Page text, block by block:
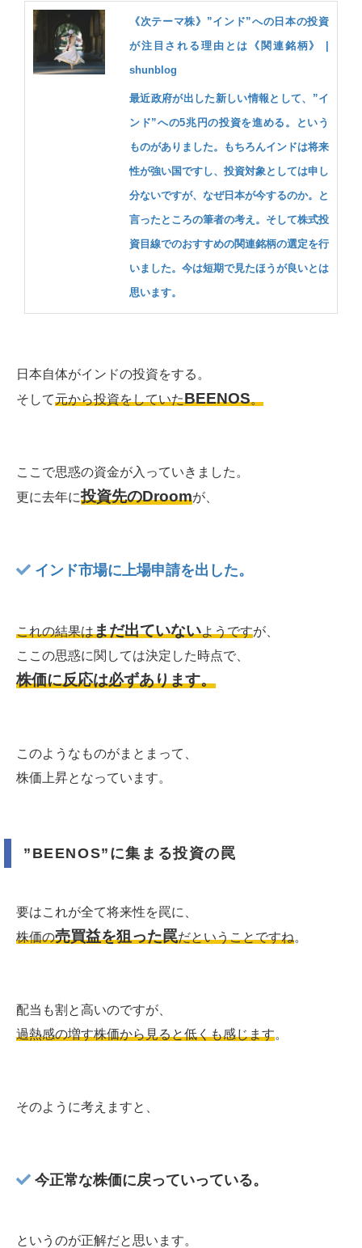
《次テーマ株》”インド”への日本の投資
が注目される理由とは《関連銘柄》 |
shunblog
最近政府が出した新しい情報として、”イ
ンド”への5兆円の投資を進める。という
ものがありました。もちろんインドは将来
性が強い国ですし、投資対象としては申し
分ないですが、なぜ日本が今するのか。と
言ったところの筆者の考え。そして株式投
資目線でのおすすめの関連銘柄の選定を行
いました。今は短期で見たほうが良いとは
思います。
日本自体がインドの投資をする。
そして元から投資をしていたBEENOS。
ここで思惑の資金が入っていきました。
更に去年に投資先のDroomが、
インド市場に上場申請を出した。
これの結果はまだ出ていないようですが、
ここの思惑に関しては決定した時点で、
株価に反応は必ずあります。
このようなものがまとまって、
株価上昇となっています。
”BEENOS”に集まる投資の罠
要はこれが全て将来性を罠に、
株価の売買益を狙った罠だということですね。
配当も割と高いのですが、
過熱感の増す株価から見ると低くも感じます。
そのように考えますと、
今正常な株価に戻っていっている。
というのが正解だと思います。